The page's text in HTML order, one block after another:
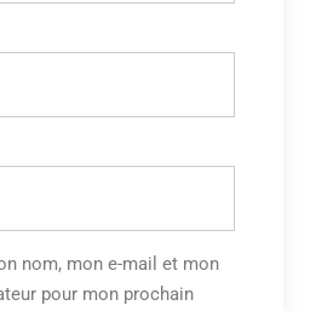
nom, mon e-mail et mon
pour mon prochain